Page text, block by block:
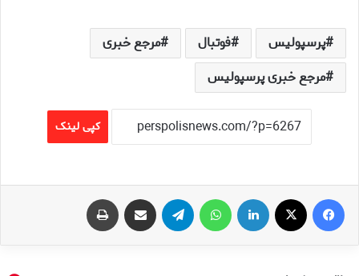
پرسپولیس فوتبال
مرجع خبری
مرجع خبری پرسپولیس
کپی لینک
فیس بوک لینکدین تلگرام اشتراک گذاری از طریق ایمیل